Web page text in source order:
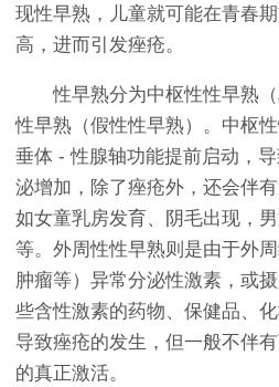
现性早熟，儿童就可能在青春
高，进而引发痤疮。
性早熟分为中枢性性早熟
性早熟（假性性早熟）。中枢
垂体 - 性腺轴功能提前启动，
泌增加，除了痤疮外，还会伴
如女童乳房发育、阴毛出现，
等。外周性性早熟则是由于外
肿瘤等）异常分泌性激素，或
些含性激素的药物、保健品、
导致痤疮的发生，但一般不伴
的真正激活。